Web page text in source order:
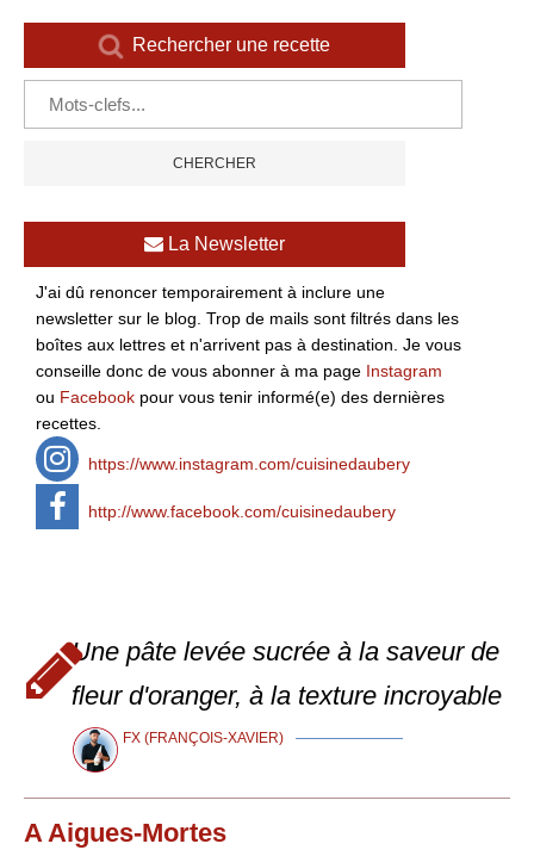
Rechercher une recette
La Newsletter
J'ai dû renoncer temporairement à inclure une
newsletter sur le blog. Trop de mails sont filtrés dans les
boîtes aux lettres et n'arrivent pas à destination. Je vous
conseille donc de vous abonner à ma page Instagram
ou Facebook pour vous tenir informé(e) des dernières
recettes.
https://www.instagram.com/cuisinedaubery
http://www.facebook.com/cuisinedaubery
Une pâte levée sucrée à la saveur de
fleur d'oranger, à la texture incroyable
FX (FRANÇOIS-XAVIER)
A Aigues-Mortes